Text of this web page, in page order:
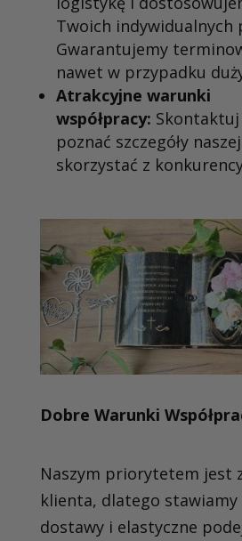
Twoich indywidualnych
Gwarantujemy
nawet w przypadku
Atrakcyjne warunki
współpracy:
poznać szczegóły
skorzystać z
Dobre Warunki
Naszym priorytetem jest
klienta, dlatego stawiamy
dostawy i elastyczne